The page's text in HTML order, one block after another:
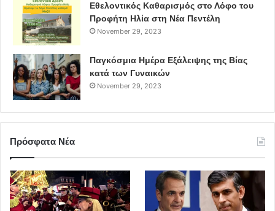
Εθελοντικός Καθαρισμός στο Λόφο του
Προφήτη Ηλία στη Νέα Πεντέλη
November 29, 2023
Παγκόσμια Ημέρα Εξάλειψης της Βίας
κατά των Γυναικών
November 29, 2023
Πρόσφατα Νέα